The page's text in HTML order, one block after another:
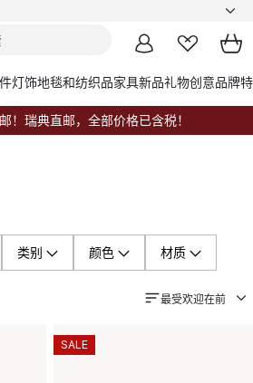
灯饰地毯和纺织品家具新品礼物创意品牌
！瑞典直邮，全部价格已含税！
类别 颜色 材质
最受欢迎在前
SALE